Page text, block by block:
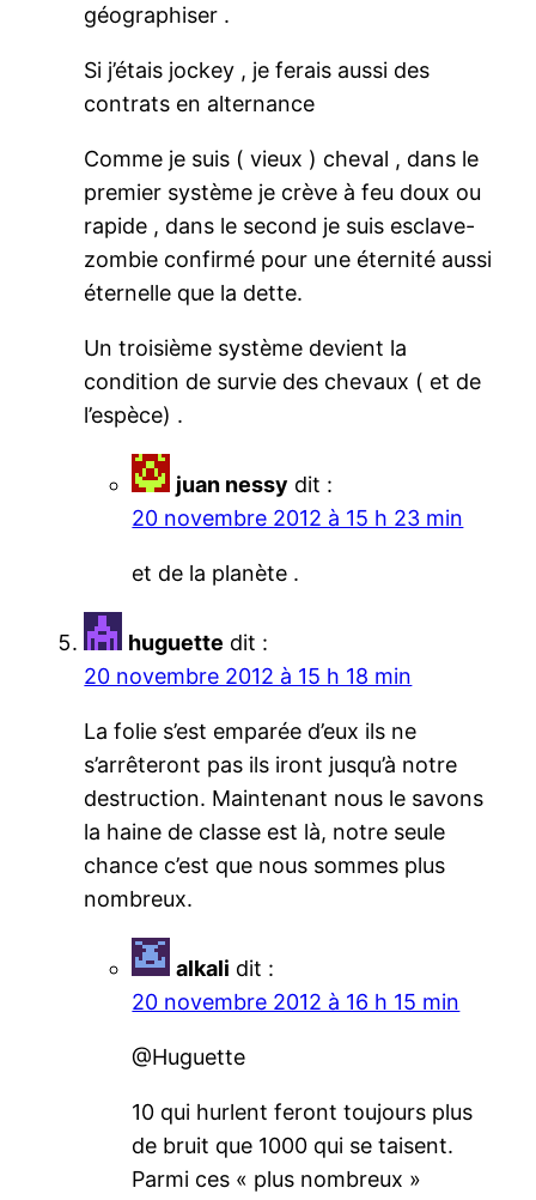
géographiser .
Si j’étais jockey , je ferais aussi des
contrats en alternance
Comme je suis ( vieux ) cheval , dans le
premier système je crève à feu doux ou
rapide , dans le second je suis esclave-
zombie confirmé pour une éternité aussi
éternelle que la dette.
Un troisième système devient la
condition de survie des chevaux ( et de
l’espèce) .
juan nessy dit :
20 novembre 2012 à 15 h 23 min
et de la planète .
huguette dit :
20 novembre 2012 à 15 h 18 min
La folie s’est emparée d’eux ils ne
s’arrêteront pas ils iront jusqu’à notre
destruction. Maintenant nous le savons
la haine de classe est là, notre seule
chance c’est que nous sommes plus
nombreux.
alkali dit :
20 novembre 2012 à 16 h 15 min
@Huguette
10 qui hurlent feront toujours plus
de bruit que 1000 qui se taisent.
Parmi ces « plus nombreux »